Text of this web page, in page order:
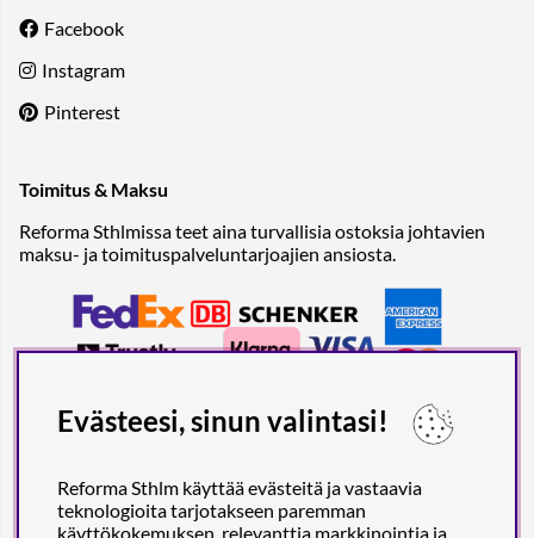
Facebook
Instagram
Pinterest
Toimitus & Maksu
Reforma Sthlmissa teet aina turvallisia ostoksia johtavien
maksu- ja toimituspalveluntarjoajien ansiosta.
Evästeesi, sinun valintasi!
Reforma Sthlm käyttää evästeitä ja vastaavia
teknologioita tarjotakseen paremman
käyttökokemuksen, relevanttia markkinointia ja